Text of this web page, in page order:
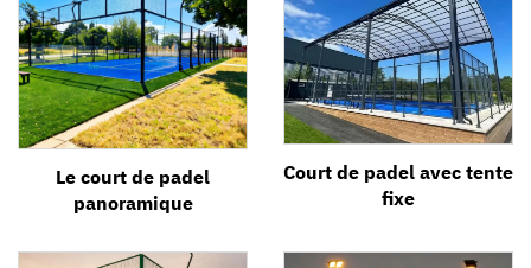
Le court de padel
panoramique
Court de padel avec tente
fixe